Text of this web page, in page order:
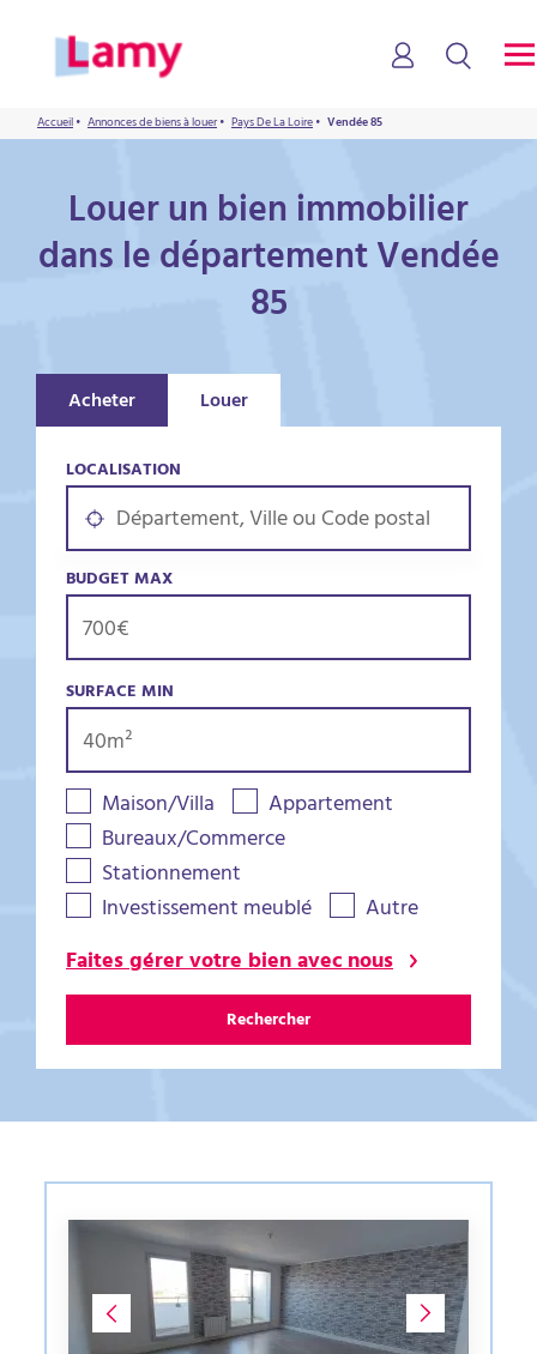
Accueil• Annonces de biens à louer• Pays De La Loire• Vendée 85
Louer un bien immobilier
dans le département Vendée
85
Acheter Louer
LOCALISATION
BUDGET MAX
SURFACE MIN
Maison/Villa
Appartement
Bureaux/Commerce
Stationnement
Investissement meublé
Autre
Faites gérer votre bien avec nous
Rechercher